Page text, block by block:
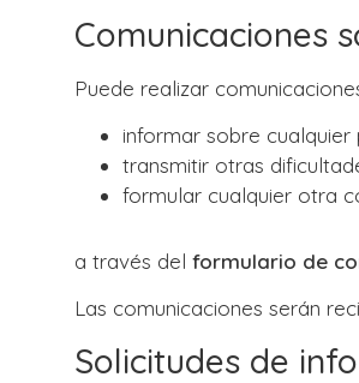
Comunicaciones
Puede realizar
informar sobre
transmitir otras
formular cualquier otra
a través del formulario de
Las comunicaciones serán
Solicitudes de